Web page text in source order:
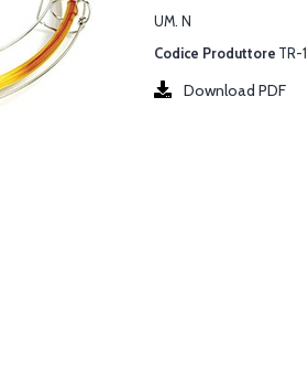
UM. N
Download PDF
Codice Produttore TR-